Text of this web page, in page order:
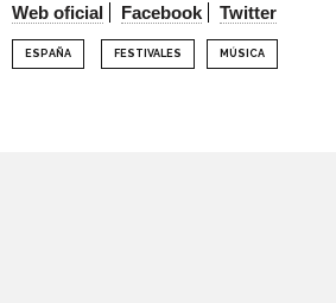
Web oficial Facebook Twitter
ESPAÑA FESTIVALES MÚSICA